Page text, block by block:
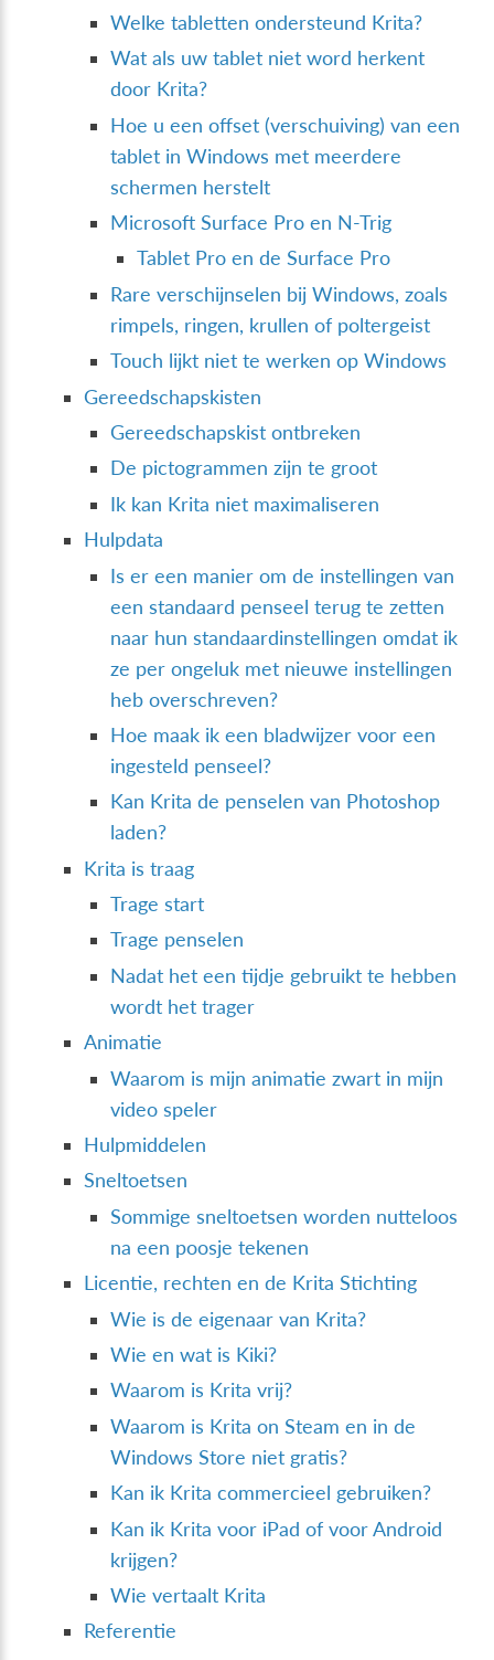
Welke tabletten ondersteund Krita?
Wat als uw tablet niet word herkent
door Krita?
Hoe u een offset (verschuiving) van een
tablet in Windows met meerdere
schermen herstelt
Microsoft Surface Pro en N-Trig
Tablet Pro en de Surface Pro
Rare verschijnselen bij Windows, zoals
rimpels, ringen, krullen of poltergeist
Touch lijkt niet te werken op Windows
Gereedschapskisten
Gereedschapskist ontbreken
De pictogrammen zijn te groot
Ik kan Krita niet maximaliseren
Hulpdata
Is er een manier om de instellingen van
een standaard penseel terug te zetten
naar hun standaardinstellingen omdat ik
ze per ongeluk met nieuwe instellingen
heb overschreven?
Hoe maak ik een bladwijzer voor een
ingesteld penseel?
Kan Krita de penselen van Photoshop
laden?
Krita is traag
Trage start
Trage penselen
Nadat het een tijdje gebruikt te hebben
wordt het trager
Animatie
Waarom is mijn animatie zwart in mijn
video speler
Hulpmiddelen
Sneltoetsen
Sommige sneltoetsen worden nutteloos
na een poosje tekenen
Licentie, rechten en de Krita Stichting
Wie is de eigenaar van Krita?
Wie en wat is Kiki?
Waarom is Krita vrij?
Waarom is Krita on Steam en in de
Windows Store niet gratis?
Kan ik Krita commercieel gebruiken?
Kan ik Krita voor iPad of voor Android
krijgen?
Wie vertaalt Krita
Referentie